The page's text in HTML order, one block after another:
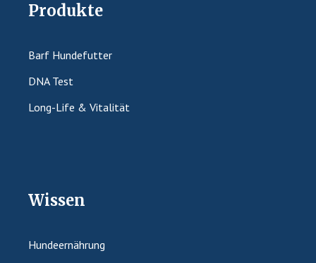
Produkte
Barf Hundefutter
DNA Test
Long-Life & Vitalität
Wissen
Hundeernährung